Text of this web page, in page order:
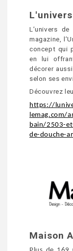
L’univers
magazine,
concept qui
en lui
décorer
selon ses
Découvrez
https://
lemag.com/
bain/2503-
de-douche-
Maison